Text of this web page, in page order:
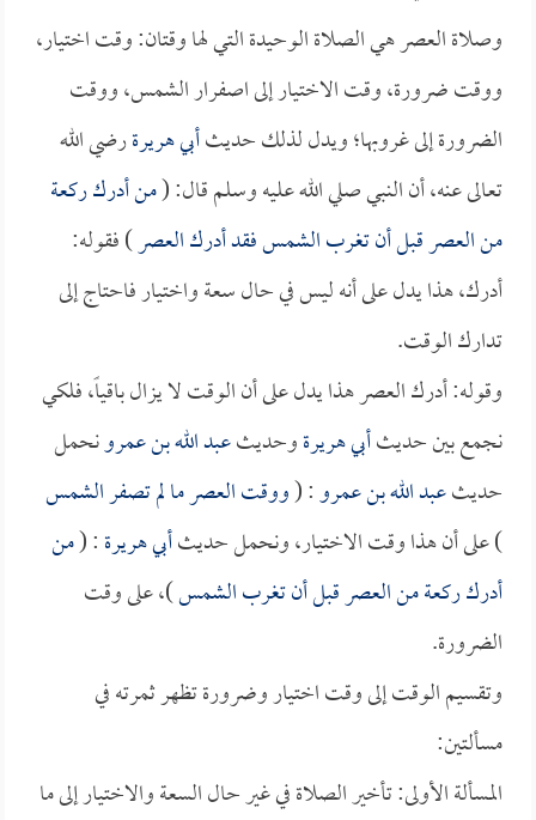
وصلاة العصر هي الصلاة الوحيدة التي لها وقتان: وقت اختيار،
ووقت ضرورة، وقت الاختيار إلى اصفرار الشمس، ووقت
الضرورة إلى غروبها؛ ويدل لذلك حديثأبي هريرةرضي الله
تعالى عنه، أن النبي صلي الله عليه وسلم قال: (من أدرك ركعة
من العصر قبل أن تغرب الشمس فقد أدرك العصر) فقوله:
أدرك، هذا يدل على أنه ليس في حال سعة واختيار فاحتاج إلى
تدارك الوقت.
وقوله: أدرك العصر هذا يدل على أن الوقت لا يزال باقياً، فلكي
نجمع بين حديثأبي هريرةوحديثعبد الله بن عمرونحمل
حديثعبد الله بن عمرو: (ووقت العصر ما لم تصفر الشمس
) على أن هذا وقت الاختيار، ونحمل حديثأبي هريرة: (من
أدرك ركعة من العصر قبل أن تغرب الشمس)، على وقت
الضرورة.
وتقسيم الوقت إلى وقت اختيار وضرورة تظهر ثمرته في
مسألتين:
المسألة الأولى: تأخير الصلاة في غير حال السعة والاختيار إلى ما